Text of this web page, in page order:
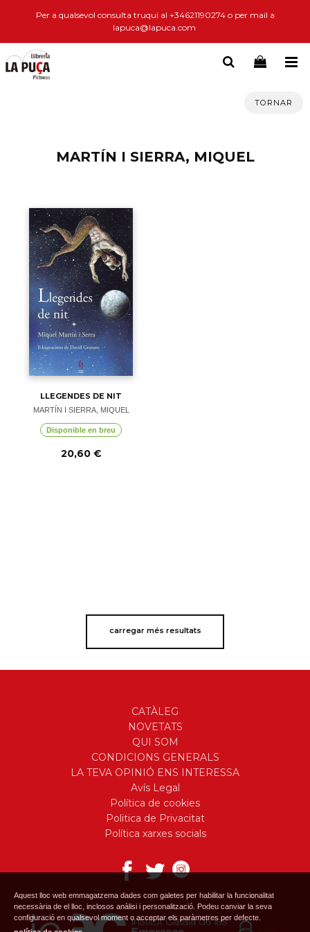
Per a qualsevol consulta truqui al +34621190274 o per mail a
lapuca@lapuca.com
TORNAR
MARTÍN I SIERRA, MIQUEL
LLEGENDES DE NIT
MARTÍN I SIERRA, MIQUEL
Disponible en breu
20,60 €
carregar més resultats
CATÀLEG
NOVETATS
QUI SOM
CONDICIONS GENERALS
LA TEVA OPINIÓ ENS INTERESSA
Avís Legal
Política de cookies
Politica de Privacitat
Política xarxes socials
Aquest lloc web emmagatzema dades com galetes per habilitar la funcionalitat
necessària de el lloc, inclosos anàlisi i personalització. Podeu canviar la seva
configuració en qualsevol moment o acceptar els paràmetres per defecte.